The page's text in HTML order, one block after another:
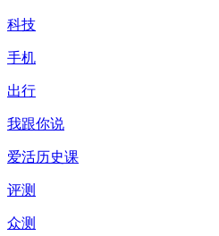
科技
手机
出行
我跟你说
爱活历史课
评测
众测